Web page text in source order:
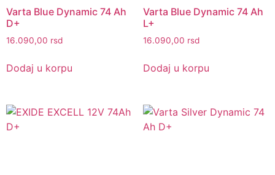
Varta Blue Dynamic 74 Ah
D+
16.090,00 rsd
Dodaj u korpu
Varta Blue Dynamic 74 Ah
L+
16.090,00 rsd
Dodaj u korpu